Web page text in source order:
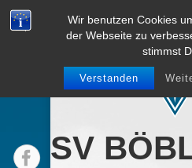
Wir benutzen Cookies
der Webseite zu
stimmst
Verstanden
SV